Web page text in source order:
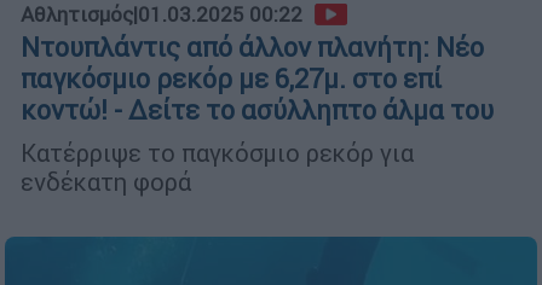
Αθλητισμός|01.03.2025 00:22
Ντουπλάντις από άλλον πλανήτη: Νέο
παγκόσμιο ρεκόρ με 6,27μ. στο επί
κοντώ! - Δείτε το ασύλληπτο άλμα του
Κατέρριψε το παγκόσμιο ρεκόρ για
ενδέκατη φορά